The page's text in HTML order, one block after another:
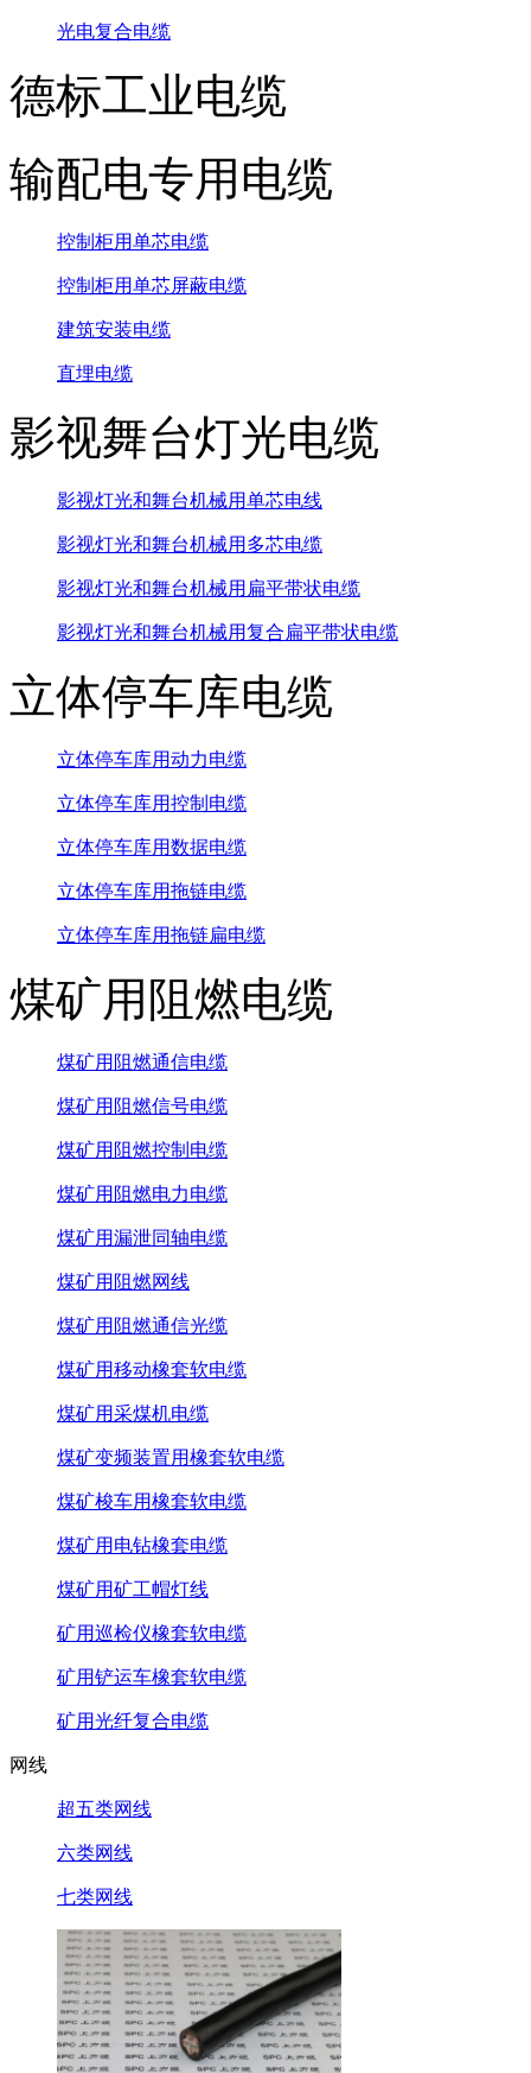
光电复合电缆
德标工业电缆
输配电专用电缆
控制柜用单芯电缆
控制柜用单芯屏蔽电缆
建筑安装电缆
直埋电缆
影视舞台灯光电缆
影视灯光和舞台机械用单芯电线
影视灯光和舞台机械用多芯电缆
影视灯光和舞台机械用扁平带状电缆
影视灯光和舞台机械用复合扁平带状电缆
立体停车库电缆
立体停车库用动力电缆
立体停车库用控制电缆
立体停车库用数据电缆
立体停车库用拖链电缆
立体停车库用拖链扁电缆
煤矿用阻燃电缆
煤矿用阻燃通信电缆
煤矿用阻燃信号电缆
煤矿用阻燃控制电缆
煤矿用阻燃电力电缆
煤矿用漏泄同轴电缆
煤矿用阻燃网线
煤矿用阻燃通信光缆
煤矿用移动橡套软电缆
煤矿用采煤机电缆
煤矿变频装置用橡套软电缆
煤矿梭车用橡套软电缆
煤矿用电钻橡套电缆
煤矿用矿工帽灯线
矿用巡检仪橡套软电缆
矿用铲运车橡套软电缆
矿用光纤复合电缆
网线
超五类网线
六类网线
七类网线